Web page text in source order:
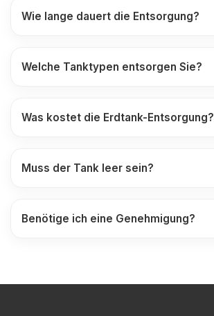
Wie lange dauert die Entsorgung?
Welche Tanktypen entsorgen Sie?
Was kostet die Erdtank-Entsorgung?
Muss der Tank leer sein?
Benötige ich eine Genehmigung?